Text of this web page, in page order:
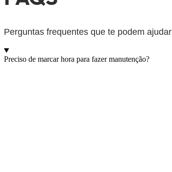
Perguntas frequentes que te podem ajudar
Preciso de marcar hora para fazer manutenção?